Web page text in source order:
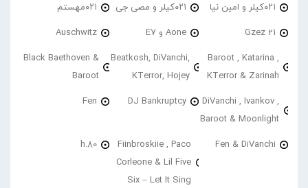
۰۲۱کیلر و امین نیا ۰۲۱کیلر و مصی جی ۰۲۱مهستم
21 Gzez Aone و E7 Auschwitz
Baroot , Katarina ,
KTerror & Zarinah
Beatkosh, DiVanchi,
KTerror, Hojey
Black Baethoven &
Baroot
DiVanchi , Ivankov ,
Baroot & Moonlight
DJ Bankruptcy
Fen
Fen & DiVanchi
Fiinbroskiie , Paco
Corleone & Lil Five
Six – Let It Sing
h.80